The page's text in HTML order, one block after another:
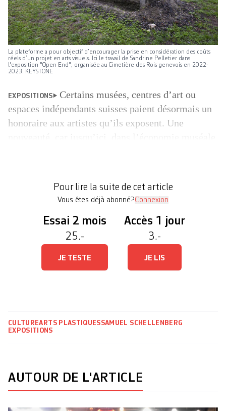
La plateforme a pour objectif d’encourager la prise en considération des coûts
réels d’un projet en arts visuels. Ici le travail de Sandrine Pelletier dans
l'exposition "Open End", organisée au Cimetière des Rois genevois en 2022-
2023. KEYSTONE
EXPOSITIONS
Certains musées, centres d’art ou
espaces ­indépendants suisses paient désormais un
honoraire aux ­artistes qu’ils exposent. Une
l’exposition donne de la visibilité à leur […]
Pour lire la suite de cet article
Vous êtes déjà abonné?Connexion
Essai 2 mois
25.-
JE TESTE
Accès 1 jour
3.-
JE LIS
CULTUREARTS PLASTIQUESSAMUEL SCHELLENBERG
EXPOSITIONS
AUTOUR DE L'ARTICLE